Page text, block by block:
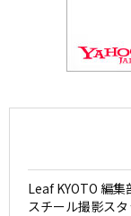
Leaf KYOTO 編
スチール撮影ス